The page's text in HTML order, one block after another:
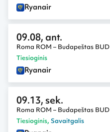
Ryanair
09.08, ant.
Roma ROM – Budapeštas BUD
Tiesioginis
Ryanair
09.13, sek.
Roma ROM – Budapeštas BUD
Tiesioginis, Savaitgalis